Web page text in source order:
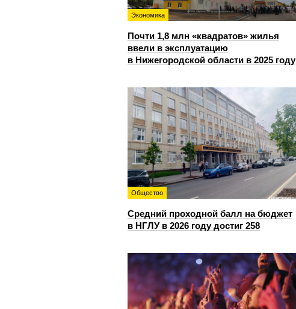
Экономика
Почти 1,8 млн «квадратов» жилья
ввели в эксплуатацию
в Нижегородской области в 2025 году
Общество
Средний проходной балл на бюджет
в НГЛУ в 2026 году достиг 258